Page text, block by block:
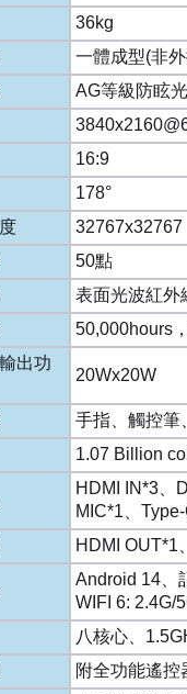
36kg
一體成型(非
AG等級防眩
16:9
178°
32767x32767
50點
表面光波紅外
50,000hours
出功
20Wx20W
手指、觸控筆
1.07 Billion
HDMI IN*3、
MIC*1、
HDMI OUT*1
Android 14、
WIFI 6: 2.4G/
八核心、
附全功能遙